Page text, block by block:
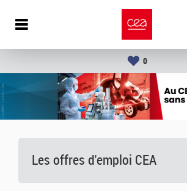
0
Les offres d'emploi CEA